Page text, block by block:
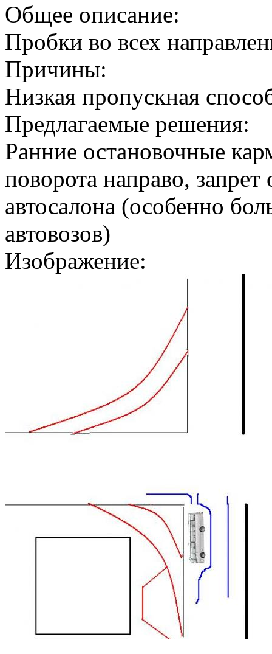
Общее описание:
Пробки во всех
Причины:
Низкая пропускная
Предлагаемые решения:
Ранние остановочные
поворота направо,
автосалона (особенно
автовозов)
Изображение: